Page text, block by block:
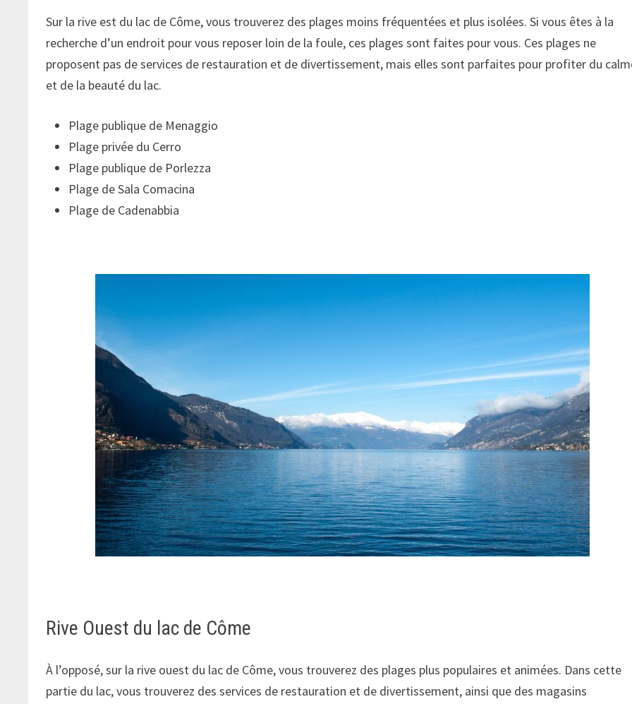
Sur la rive est du lac de Côme, vous trouverez des plages moins fréquentées et plus isolées. Si vous êtes à la
recherche d’un endroit pour vous reposer loin de la foule, ces plages sont faites pour vous. Ces plages ne
proposent pas de services de restauration et de divertissement, mais elles sont parfaites pour profiter du
et de la beauté du lac.
Plage publique de Menaggio
Plage privée du Cerro
Plage publique de Porlezza
Plage de Sala Comacina
Plage de Cadenabbia
Rive Ouest du lac de Côme
À l’opposé, sur la rive ouest du lac de Côme, vous trouverez des plages plus populaires et animées. Dans cette
partie du lac, vous trouverez des services de restauration et de divertissement, ainsi que des magasins